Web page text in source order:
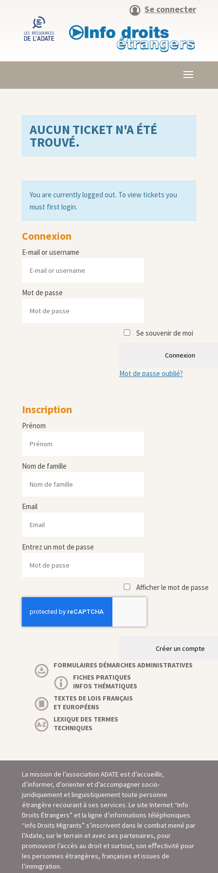
Se connecter
AUCUN TICKET N'A ÉTÉ
TROUVÉ.
You are currently logged out. To view tickets you
must first login.
Connexion
E-mail or username
Mot de passe
Se souvenir de moi
Connexion
Mot de passe oublié?
Inscription
Prénom
Nom de famille
Email
Entrez un mot de passe
Afficher le mot de passe
Créer un compte
FORMULAIRES DÉMARCHES ADMINISTRATIVES
FICHES PRATIQUES
INFOS THÉMATIQUES
TEXTES DE LOIS FRANÇAIS
ET EUROPÉENS
LEXIQUE DES TERMES
TECHNIQUES
La mission de l’association ADATE est d’accueillir,
d’informer, d’orienter et d’accompagner socio-
juridiquement et linguistiquement toute personne
étrangère recourant à ses services. Le site Internet “Info
Droits Étrangers” et la ligne d’informations téléphoniques
“info Droits Migrants” s’inscrivent dans le combat mené par
l’Adate, sur le terrain et avec ses partenaires, pour
promouvoir l’accès au droit et surtout, son eﬀectivité pour
les personnes étrangères, françaises et issues de
l’immigration.